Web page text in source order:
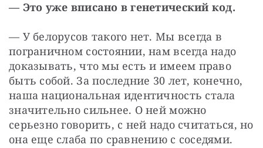
— Это уже вписано в генетический код.
— У белорусов такого нет. Мы всегда в
пограничном состоянии, нам всегда надо
доказывать, что мы есть и имеем право
быть собой. За последние 30 лет, конечно,
наша национальная идентичность стала
значительно сильнее. О ней можно
серьезно говорить, с ней надо считаться, но
она еще слаба по сравнению с соседями.